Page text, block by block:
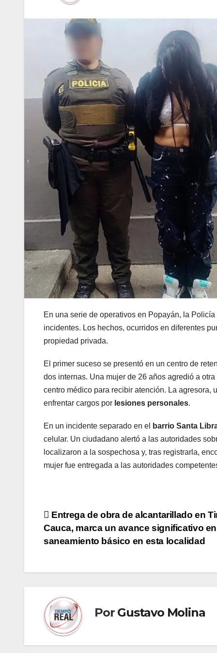
En una serie de operativos en Popayán, la
incidentes. Los hechos, ocurridos en diferentes
propiedad privada.
El primer suceso se presentó en un centro de
dos internas. Una mujer de 26 años agredió a
centro médico para recibir atención. La
enfrentar cargos por lesiones personales.
En un incidente separado en el
barrio Santa
celular. Un ciudadano alertó a las autoridades
localizaron a la sospechosa y, tras registrarla,
mujer fue entregada a las autoridades
Navegación
de
Entrega de obra de alcantarillado en
Cauca, marca un avance significativo en
saneamiento básico en esta localidad
Por Gustavo Molina